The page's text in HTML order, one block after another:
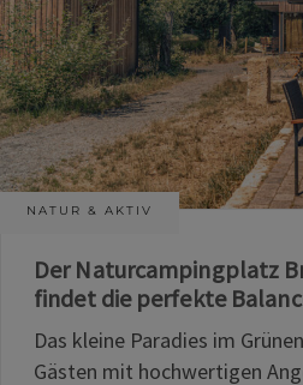
NATUR & AKTIV
Der Naturcampingplatz
findet die perfekte
Das kleine Paradies im
Gästen mit hochwertigen